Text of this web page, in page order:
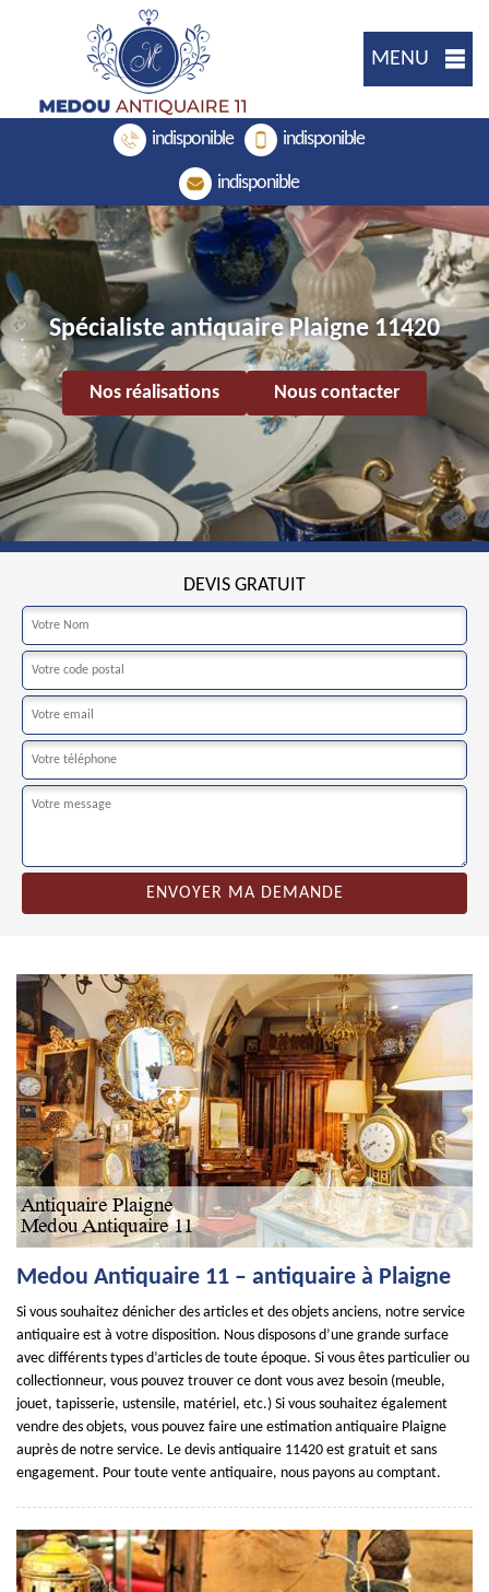
MENU
indisponible indisponible
indisponible
Spécialiste antiquaire Plaigne 11420
Nos réalisations Nous contacter
DEVIS GRATUIT
Medou Antiquaire 11 – antiquaire à Plaigne
Si vous souhaitez dénicher des articles et des objets anciens, notre service
antiquaire est à votre disposition. Nous disposons d’une grande surface
avec différents types d’articles de toute époque. Si vous êtes particulier ou
collectionneur, vous pouvez trouver ce dont vous avez besoin (meuble,
jouet, tapisserie, ustensile, matériel, etc.) Si vous souhaitez également
vendre des objets, vous pouvez faire une estimation antiquaire Plaigne
auprès de notre service. Le devis antiquaire 11420 est gratuit et sans
engagement. Pour toute vente antiquaire, nous payons au comptant.